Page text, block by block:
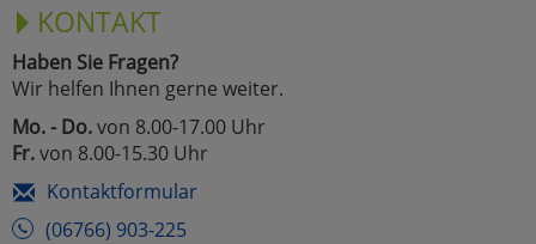
KONTAKT
Haben Sie Fragen?
Wir helfen Ihnen gerne weiter.
Mo. - Do.von 8.00-17.00 Uhr
Fr.von 8.00-15.30 Uhr
Kontaktformular
(06766) 903-225